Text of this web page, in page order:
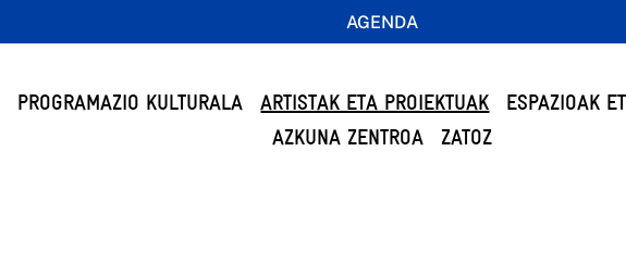
AGENDA
PROGRAMAZIO KULTURALA ARTISTAK ETA PROIEKTUAK
ESPAZIOAK
AZKUNA ZENTROA
ZATOZ